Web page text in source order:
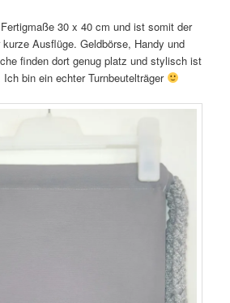
30 x 40 cm und ist somit der
Ausflüge. Geldbörse, Handy und
finden dort genug platz und stylisch ist
bin ein echter Turnbeutelträger